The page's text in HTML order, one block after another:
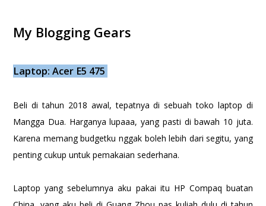
My Blogging Gears
Laptop: Acer E5 475
Beli di tahun 2018 awal, tepatnya di sebuah toko laptop di
Mangga Dua. Harganya lupaaa, yang pasti di bawah 10 juta.
Karena memang budgetku nggak boleh lebih dari segitu, yang
penting cukup untuk pemakaian sederhana.
Laptop yang sebelumnya aku pakai itu HP Compaq buatan